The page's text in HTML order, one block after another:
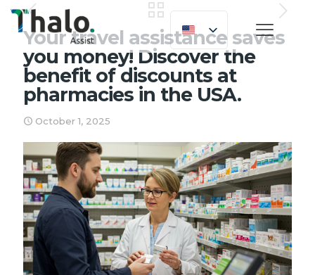
Your travel assistance saves
you money! Discover the
benefit of discounts at
pharmacies in the USA.
October 1, 2025